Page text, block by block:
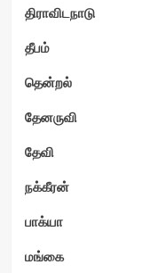
திராவிடநாடு
தீபம்
தென்றல்
தேனருவி
தேவி
நக்கீரன்
பாக்யா
மங்கை